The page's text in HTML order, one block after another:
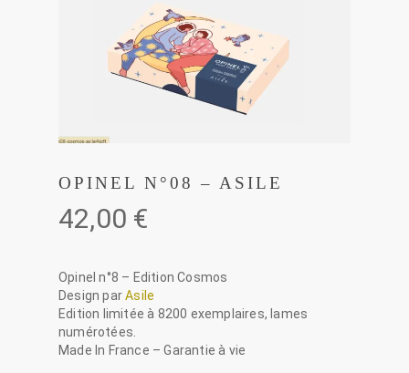
OPINEL N°08 – ASILE
42,00 €
Opinel n°8 – Edition Cosmos
Design parAsile
Edition limitée à 8200 exemplaires, lames
numérotées.
Made In France – Garantie à vie